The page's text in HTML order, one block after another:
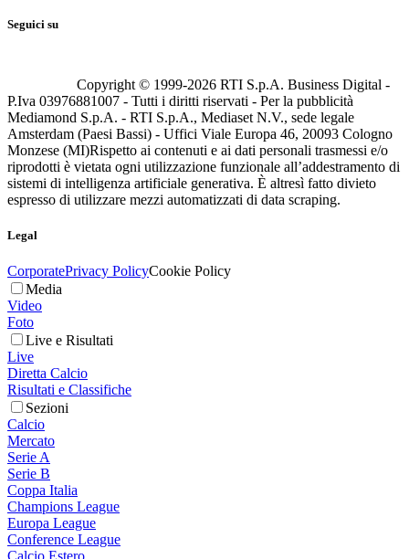
Seguici su
Copyright © 1999-2026 RTI S.p.A. Business Digital -
P.Iva 03976881007 - Tutti i diritti riservati - Per la pubblicità
Mediamond S.p.A. - RTI S.p.A., Mediaset N.V., sede legale
Amsterdam (Paesi Bassi) - Uffici Viale Europa 46, 20093 Cologno
Monzese (MI)Rispetto ai contenuti e ai dati personali trasmessi e/o
riprodotti è vietata ogni utilizzazione funzionale all’addestramento di
sistemi di intelligenza artificiale generativa. È altresì fatto divieto
espresso di utilizzare mezzi automatizzati di data scraping.
Legal
CorporatePrivacy PolicyCookie Policy
Media
Video
Foto
Live e Risultati
Live
Diretta Calcio
Risultati e Classifiche
Sezioni
Calcio
Mercato
Serie A
Serie B
Coppa Italia
Champions League
Europa League
Conference League